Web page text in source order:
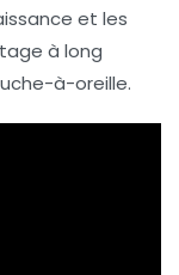
et les
à long
à-oreille.